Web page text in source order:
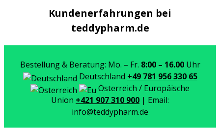
Kundenerfahrungen bei
teddypharm.de
Bestellung & Beratung: Mo. – Fr. 8:00 – 16.00Uhr
Deutschland +49 781 956 330 65
Österreich / Europäische
Union +421 907 310 900 | Email:
info@teddypharm.de